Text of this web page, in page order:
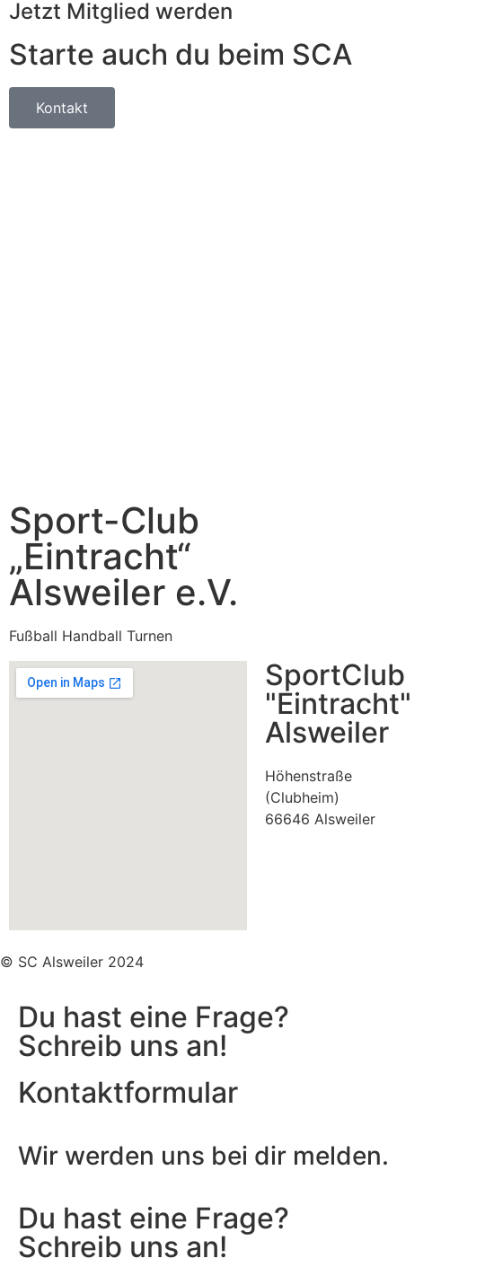
Jetzt Mitglied werden
Starte auch du beim SCA
Kontakt
Sport-Club
„Eintracht“
Alsweiler e.V.
Fußball Handball Turnen
SportClub
"Eintracht"
Alsweiler
Höhenstraße
(Clubheim)
66646 Alsweiler
© SC Alsweiler 2024
Du hast eine Frage?
Schreib uns an!
Kontaktformular
Wir werden uns bei dir melden.
Du hast eine Frage?
Schreib uns an!